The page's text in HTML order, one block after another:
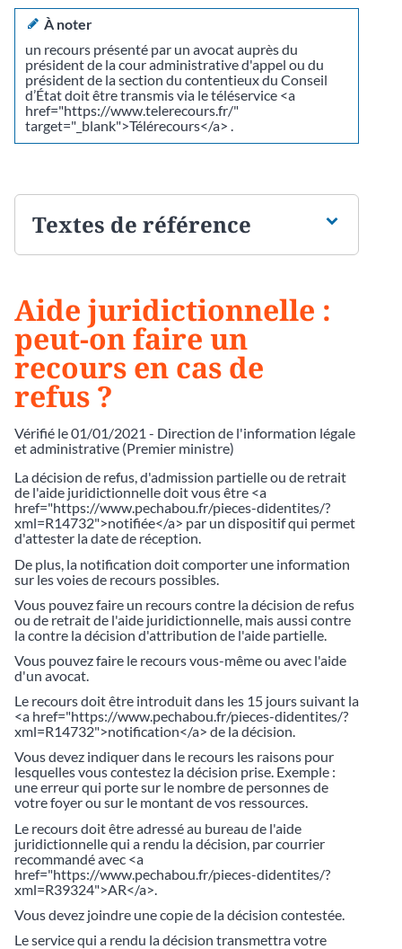
À noter
un recours présenté par un avocat auprès du
président de la cour administrative d'appel ou du
président de la section du contentieux du Conseil
d’État doit être transmis via le téléservice <a
href="https://www.telerecours.fr/"
target="_blank">Télérecours</a> .
Textes de référence
Aide juridictionnelle :
peut-on faire un
recours en cas de
refus ?
Vérifié le 01/01/2021 - Direction de l'information légale
et administrative (Premier ministre)
La décision de refus, d'admission partielle ou de retrait
de l'aide juridictionnelle doit vous être <a
href="https://www.pechabou.fr/pieces-didentites/?
xml=R14732">notifiée</a> par un dispositif qui permet
d'attester la date de réception.
De plus, la notification doit comporter une information
sur les voies de recours possibles.
Vous pouvez faire un recours contre la décision de refus
ou de retrait de l'aide juridictionnelle, mais aussi contre
la contre la décision d'attribution de l'aide partielle.
Vous pouvez faire le recours vous-même ou avec l'aide
d'un avocat.
Le recours doit être introduit dans les 15 jours suivant la
<a href="https://www.pechabou.fr/pieces-didentites/?
xml=R14732">notification</a> de la décision.
Vous devez indiquer dans le recours les raisons pour
lesquelles vous contestez la décision prise. Exemple :
une erreur qui porte sur le nombre de personnes de
votre foyer ou sur le montant de vos ressources.
Le recours doit être adressé au bureau de l'aide
juridictionnelle qui a rendu la décision, par courrier
recommandé avec <a
href="https://www.pechabou.fr/pieces-didentites/?
xml=R39324">AR</a>.
Vous devez joindre une copie de la décision contestée.
Le service qui a rendu la décision transmettra votre